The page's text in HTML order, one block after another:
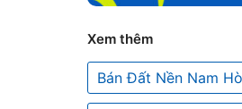
Xem thêm
Bán Đất Nền Nam